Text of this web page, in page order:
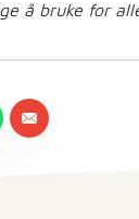
å bruke for